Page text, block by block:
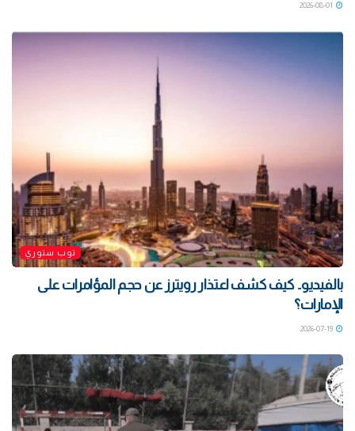
توب ستوري
بالفيديو.. كيف كشف اعتذار رويترز عن حجم المؤامرات على
الإمارات؟